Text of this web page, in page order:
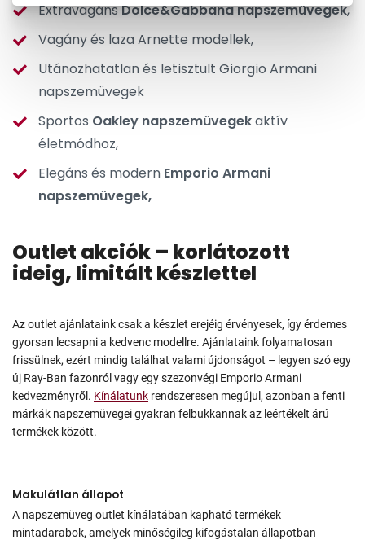
ExtravagánsDolce&Gabbana napszemüvegek,
Vagány és laza Arnette modellek,
Utánozhatatlan és letisztult Giorgio Armani
napszemüvegek
Sportos Oakley napszemüvegekaktív
életmódhoz,
Elegáns és modern Emporio Armani
napszemüvegek,
Outlet akciók – korlátozott
ideig, limitált készlettel
Az outlet ajánlataink csak a készlet erejéig érvényesek, így érdemes
gyorsan lecsapni a kedvenc modellre. Ajánlataink folyamatosan
frissülnek, ezért mindig találhat valami újdonságot – legyen szó egy
új Ray-Ban fazonról vagy egy szezonvégi Emporio Armani
kedvezményről. Kínálatunk rendszeresen megújul, azonban a fenti
márkák napszemüvegei gyakran felbukkannak az leértékelt árú
termékek között.
Makulátlan állapot
A napszemüveg outlet kínálatában kapható termékek
mintadarabok, amelyek minőségileg kifogástalan állapotban